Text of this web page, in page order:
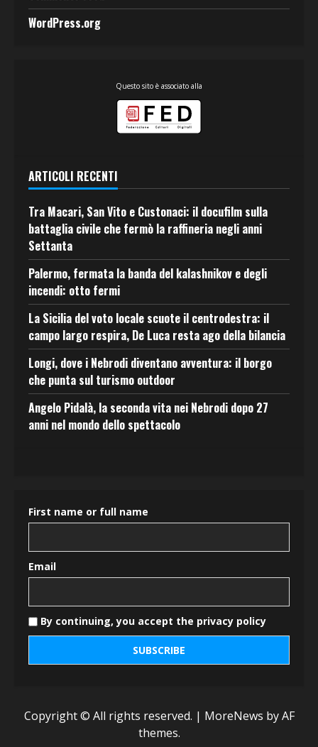
WordPress.org
Questo sito è associato alla
ARTICOLI RECENTI
Tra Macari, San Vito e Custonaci: il docufilm sulla
battaglia civile che fermò la raffineria negli anni
Settanta
Palermo, fermata la banda del kalashnikov e degli
incendi: otto fermi
La Sicilia del voto locale scuote il centrodestra: il
campo largo respira, De Luca resta ago della bilancia
Longi, dove i Nebrodi diventano avventura: il borgo
che punta sul turismo outdoor
Angelo Pidalà, la seconda vita nei Nebrodi dopo 27
anni nel mondo dello spettacolo
First name or full name
Email
By continuing, you accept the privacy policy
Copyright © All rights reserved. | MoreNews by AF
themes.